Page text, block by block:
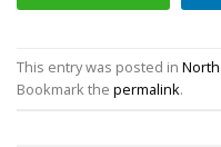
This entry was posted in
Bookmark the permalink.